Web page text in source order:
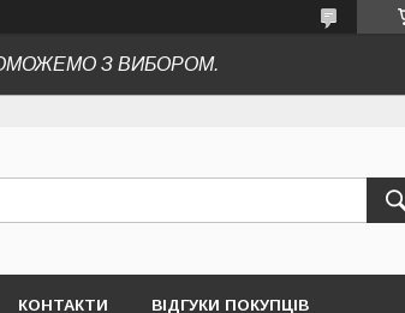
З ВИБОРОМ.
КОНТАКТИ ВІДГУКИ ПОКУПЦІВ